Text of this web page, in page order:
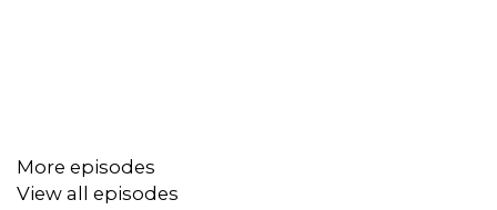
More episodes
View all episodes